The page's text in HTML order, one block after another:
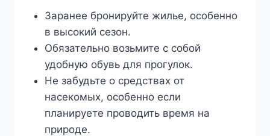
Заранее бронируйте жилье, особенно
в высокий сезон.
Обязательно возьмите с собой
удобную обувь для прогулок.
Не забудьте о средствах от
насекомых, особенно если
планируете проводить время на
природе.